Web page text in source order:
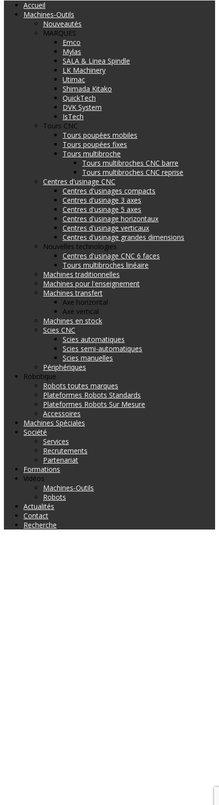
Accueil
Machines-Outils
Nouveautés
MARQUES
Emco
Mylas
SALA & Linea Spindle
LK Machinery
Utimac
Shimada Kitako
QuickTech
DVK System
IsTech
Tours CNC
Tours poupées mobiles
Tours poupées fixes
Tours multibroche
Tours multibroches CNC barre
Tours multibroches CNC reprise
Centres d'usinage CNC
Centres d'usinages compacts
Centres d'usinage 3 axes
Centres d'usinage 5 axes
Centres d'usinage horizontaux
Centres d'usinage verticaux
Centres d'usinage grandes dimensions
Nouvelles technologies
Centres d'usinage CNC 6 faces
Tours multibroches linéaire
Machines traditionnelles
Machines pour l'enseignement
Machines transfert
Axe horizontal
Axe vertical
Machines en stock
Scies CNC
Scies automatiques
Scies semi-automatiques
Scies manuelles
Périphériques
Robotique
Robots toutes marques
Plateformes Robots Standards
Plateformes Robots Sur Mesure
Accessoires
Machines Spéciales
Société
Services
Recrutements
Partenariat
Formations
Vidéos
Machines-Outils
Robots
Actualités
Contact
Recherche